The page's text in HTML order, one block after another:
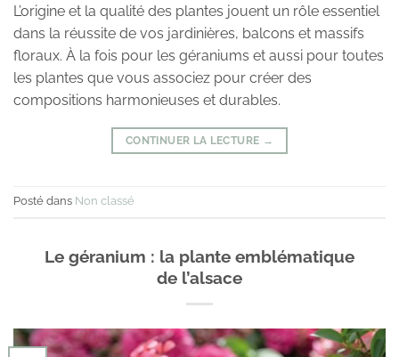
L’origine et la qualité des plantes jouent un rôle essentiel
dans la réussite de vos jardinières, balcons et massifs
floraux. À la fois pour les géraniums et aussi pour toutes
les plantes que vous associez pour créer des
compositions harmonieuses et durables.
CONTINUER LA LECTURE →
Posté dans Non classé
Le géranium : la plante emblématique
de l’alsace